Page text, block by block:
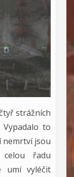
strážních
to
nemrtví jsou
řadu
umí vyléčit